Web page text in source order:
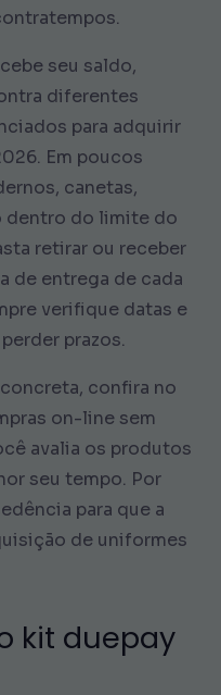
seu saldo,
diferentes
para adquirir
Em poucos
canetas,
dentro do limite do
retirar ou receber
de entrega de cada
verifique datas e
prazos.
confira no
on-line sem
avalia os produtos
seu tempo. Por
para que a
de uniformes
kit duepay